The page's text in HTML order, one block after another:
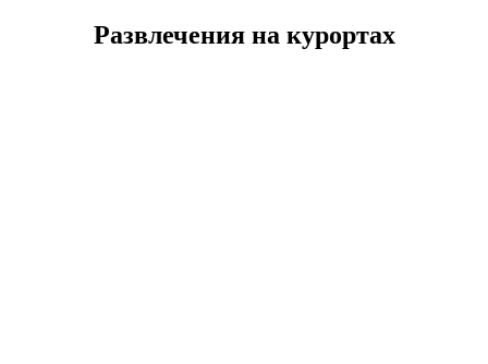
Развлечения на курортах